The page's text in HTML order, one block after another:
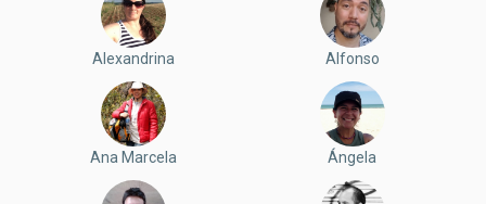
Alexandrina Alfonso
Ana Marcela Ángela